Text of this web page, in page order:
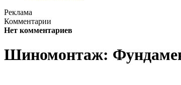
Реклама
Комментарии
Нет комментариев
Шиномонтаж: